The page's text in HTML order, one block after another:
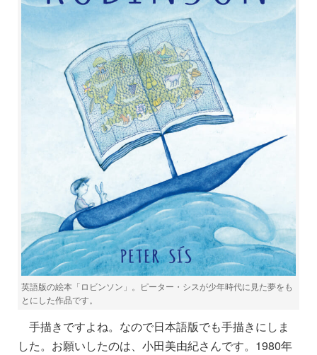
英語版の絵本「ロビンソン」。ピーター・シスが少年時代に見た夢をも
とにした作品です。
手描きですよね。なので日本語版でも手描きにしま
した。お願いしたのは、小田美由紀さんです。1980年